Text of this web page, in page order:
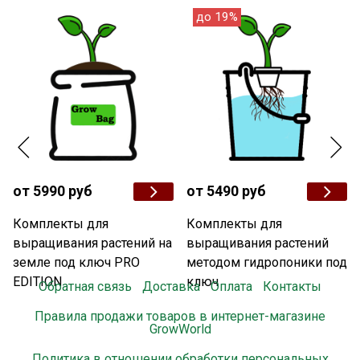
от 5990 руб
Комплекты для
выращивания растений на
земле под ключ PRO
EDITION
до 19%
от 5490 руб
Комплекты для
выращивания растений
методом гидропоники под
ключ
Обратная связь Доставка Оплата
Контакты
Правила продажи товаров в интернет-магазине
GrowWorld